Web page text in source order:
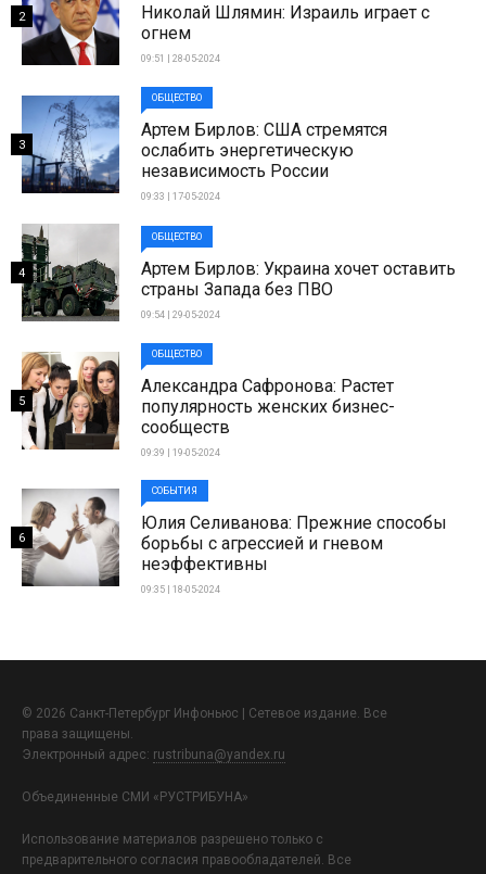
Николай Шлямин: Израиль играет с
огнем
09:51 | 28-05-2024
2
ОБЩЕСТВО
Артем Бирлов: США стремятся
ослабить энергетическую
независимость России
09:33 | 17-05-2024
3
ОБЩЕСТВО
Артем Бирлов: Украина хочет оставить
страны Запада без ПВО
09:54 | 29-05-2024
4
ОБЩЕСТВО
Александра Сафронова: Растет
популярность женских бизнес-
сообществ
09:39 | 19-05-2024
5
СОБЫТИЯ
Юлия Селиванова: Прежние способы
борьбы с агрессией и гневом
неэффективны
09:35 | 18-05-2024
6
© 2026 Санкт-Петербург Инфоньюс | Сетевое издание. Все
права защищены.
Электронный адрес: rustribuna@yandex.ru
Объединенные СМИ «РУСТРИБУНА»
Использование материалов разрешено только с
предварительного согласия правообладателей. Все